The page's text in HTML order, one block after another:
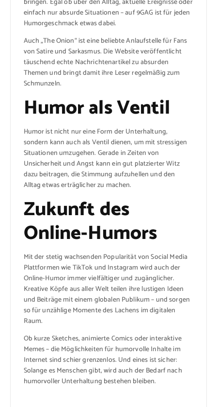
einfach nur absurde Situationen – auf 9GAG ist für jeden
Humorgeschmack etwas dabei.
Auch „The Onion“ ist eine beliebte Anlaufstelle für Fans
von Satire und Sarkasmus. Die Website veröffentlicht
täuschend echte Nachrichtenartikel zu absurden
Themen und bringt damit ihre Leser regelmäßig zum
Schmunzeln.
Humor als Ventil
Humor ist nicht nur eine Form der Unterhaltung,
sondern kann auch als Ventil dienen, um mit stressigen
Situationen umzugehen. Gerade in Zeiten von
Unsicherheit und Angst kann ein gut platzierter Witz
dazu beitragen, die Stimmung aufzuhellen und den
Alltag etwas erträglicher zu machen.
Zukunft des
Online-Humors
Mit der stetig wachsenden Popularität von Social Media
Plattformen wie TikTok und Instagram wird auch der
Online-Humor immer vielfältiger und zugänglicher.
Kreative Köpfe aus aller Welt teilen ihre lustigen Ideen
und Beiträge mit einem globalen Publikum – und sorgen
so für unzählige Momente des Lachens im digitalen
Raum.
Ob kurze Sketches, animierte Comics oder interaktive
Memes – die Möglichkeiten für humorvolle Inhalte im
Internet sind schier grenzenlos. Und eines ist sicher:
Solange es Menschen gibt, wird auch der Bedarf nach
humorvoller Unterhaltung bestehen bleiben.